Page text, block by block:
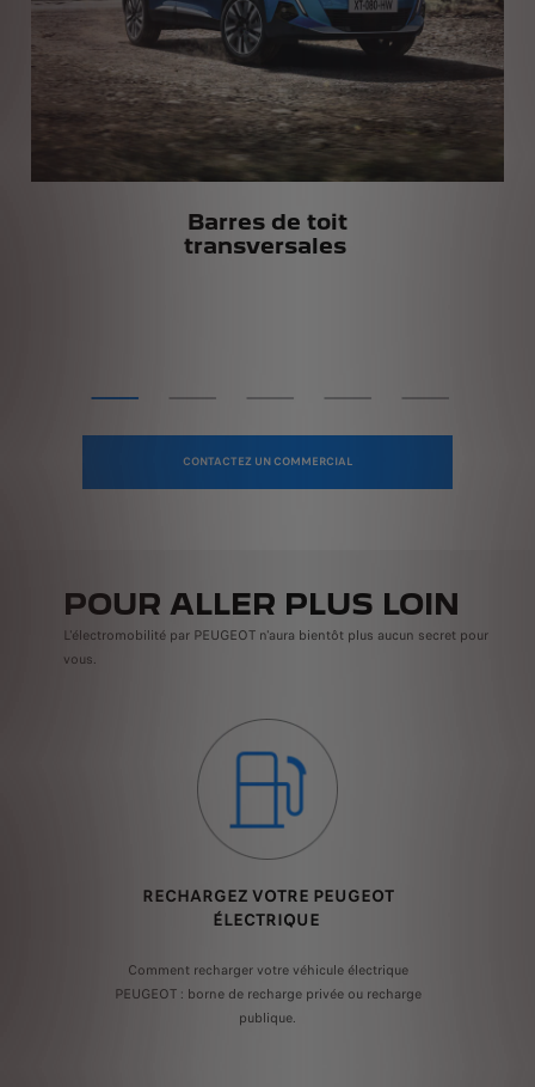
Barres de toit
transversales
CONTACTEZ UN COMMERCIAL
POUR ALLER PLUS LOIN
L'électromobilité par PEUGEOT n'aura bientôt plus aucun secret pour
vous.
RECHARGEZ VOTRE PEUGEOT
ÉLECTRIQUE
Comment recharger votre véhicule électrique
PEUGEOT : borne de recharge privée ou recharge
publique.